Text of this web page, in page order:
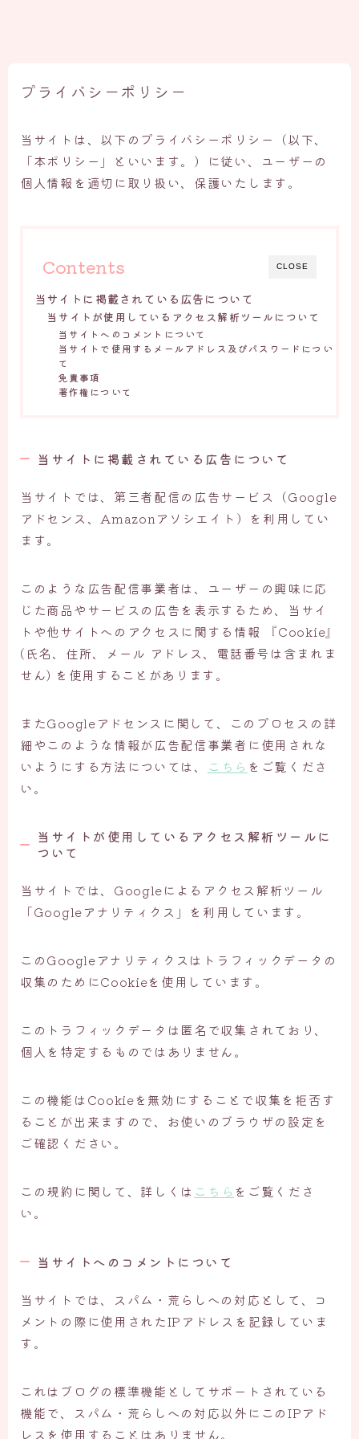
プライバシーポリシー
当サイトは、以下のプライバシーポリシー（以下、
「本ポリシー」といいます。）に従い、ユーザーの
個人情報を適切に取り扱い、保護いたします。
CLOSE
Contents
当サイトに掲載されている広告について
当サイトが使用しているアクセス解析ツールについて
当サイトへのコメントについて
当サイトで使用するメールアドレス及びパスワードについ
て
免責事項
著作権について
当サイトに掲載されている広告について
当サイトでは、第三者配信の広告サービス（Google
アドセンス、Amazonアソシエイト）を利用してい
ます。
このような広告配信事業者は、ユーザーの興味に応
じた商品やサービスの広告を表示するため、当サイ
トや他サイトへのアクセスに関する情報 『Cookie』
(氏名、住所、メール アドレス、電話番号は含まれま
せん) を使用することがあります。
またGoogleアドセンスに関して、このプロセスの詳
細やこのような情報が広告配信事業者に使用されな
いようにする方法については、 こちら をご覧くださ
い。
当サイトが使用しているアクセス解析ツールに
ついて
当サイトでは、Googleによるアクセス解析ツール
「Googleアナリティクス」を利用しています。
このGoogleアナリティクスはトラフィックデータの
収集のためにCookieを使用しています。
このトラフィックデータは匿名で収集されており、
個人を特定するものではありません。
この機能はCookieを無効にすることで収集を拒否す
ることが出来ますので、お使いのブラウザの設定を
ご確認ください。
この規約に関して、詳しくは こちら をご覧くださ
い。
当サイトへのコメントについて
当サイトでは、スパム・荒らしへの対応として、コ
メントの際に使用されたIPアドレスを記録していま
す。
これはブログの標準機能としてサポートされている
機能で、スパム・荒らしへの対応以外にこのIPアド
レスを使用することはありません。